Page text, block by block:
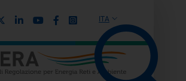
ITA
LinkedinYoutubeFacebook
Instagram